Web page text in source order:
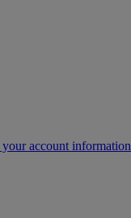
your account information